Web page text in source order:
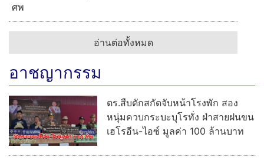
ศพ
อ่านต่อทั้งหมด
อาชญากรรม
ตร.สืบดักสกัดจับหน้าโรงพัก สอง
หนุ่มควบกระบะบุโรทั่ง ฝ่าสายฝนขน
เฮโรอีน-ไอซ์ มูลค่า 100 ล้านบาท